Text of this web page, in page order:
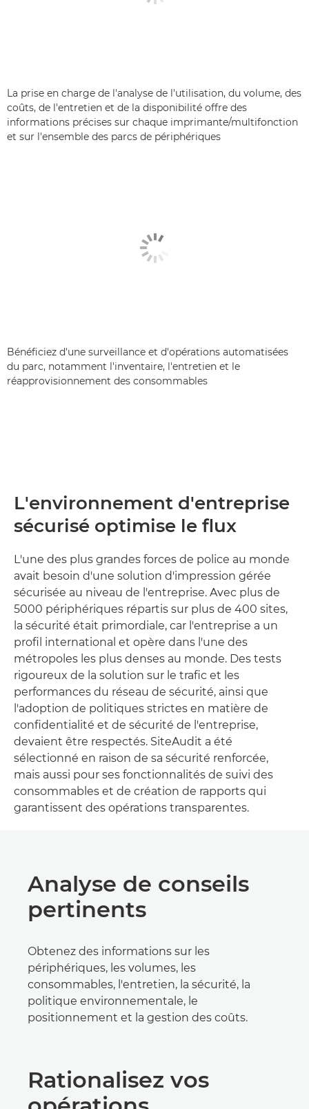
La prise en charge de l'analyse de l'utilisation, du volume, des
coûts, de l'entretien et de la disponibilité offre des
informations précises sur chaque imprimante/multifonction
et sur l'ensemble des parcs de périphériques
Bénéficiez d'une surveillance et d'opérations automatisées
du parc, notamment l'inventaire, l'entretien et le
réapprovisionnement des consommables
L'environnement d'entreprise
sécurisé optimise le flux
L'une des plus grandes forces de police au monde
avait besoin d'une solution d'impression gérée
sécurisée au niveau de l'entreprise. Avec plus de
5000 périphériques répartis sur plus de 400 sites,
la sécurité était primordiale, car l'entreprise a un
profil international et opère dans l'une des
métropoles les plus denses au monde. Des tests
rigoureux de la solution sur le trafic et les
performances du réseau de sécurité, ainsi que
l'adoption de politiques strictes en matière de
confidentialité et de sécurité de l'entreprise,
devaient être respectés. SiteAudit a été
sélectionné en raison de sa sécurité renforcée,
mais aussi pour ses fonctionnalités de suivi des
consommables et de création de rapports qui
garantissent des opérations transparentes.
Analyse de conseils
pertinents
Obtenez des informations sur les
périphériques, les volumes, les
consommables, l'entretien, la sécurité, la
politique environnementale, le
positionnement et la gestion des coûts.
Rationalisez vos